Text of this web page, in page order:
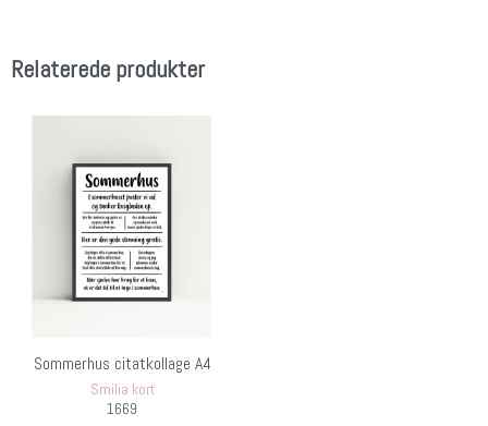
Relaterede produkter
Sommerhus citatkollage A4
Smilia kort
1669